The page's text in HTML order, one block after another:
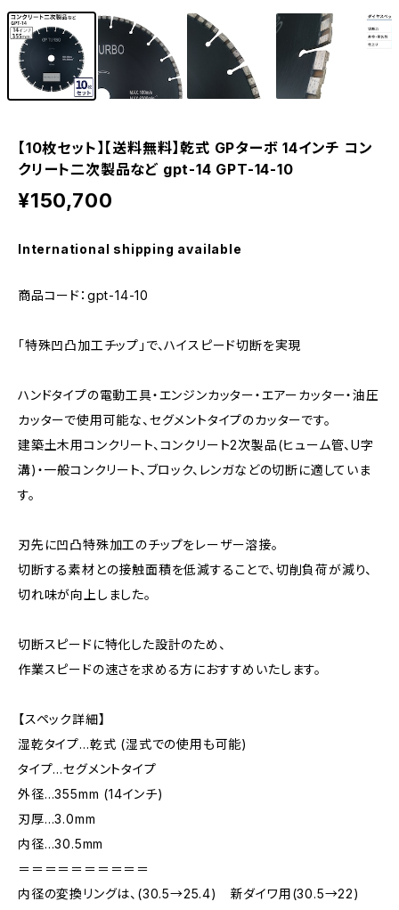
【10枚セット】【送料無料】乾式 GPターボ 14インチ コン
クリート二次製品など gpt-14 GPT-14-10
¥150,700
International shipping available
商品コード：gpt-14-10
「特殊凹凸加工チップ」で、ハイスピード切断を実現
ハンドタイプの電動工具・エンジンカッター・エアーカッター・油圧
カッターで使用可能な、セグメントタイプのカッターです。
建築土木用コンクリート、コンクリート2次製品(ヒューム管、U字
溝)・一般コンクリート、ブロック、レンガなどの切断に適していま
す。
刃先に凹凸特殊加工のチップをレーザー溶接。
切断する素材との接触面積を低減することで、切削負荷が減り、
切れ味が向上しました。
切断スピードに特化した設計のため、
作業スピードの速さを求める方におすすめいたします。
【スペック詳細】
湿乾タイプ…乾式 (湿式での使用も可能)
タイプ…セグメントタイプ
外径…355mm (14インチ)
刃厚…3.0mm
内径…30.5mm
＝＝＝＝＝＝＝＝＝＝
内径の変換リングは、(30.5→25.4) 新ダイワ用(30.5→22)